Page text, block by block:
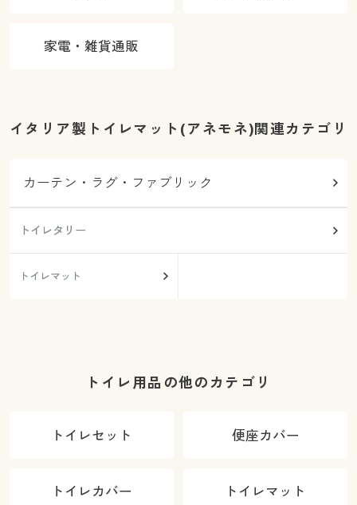
家電・雑貨通販
イタリア製トイレマット(アネモネ)関連カテゴリ
カーテン・ラグ・ファブリック
トイレタリー
トイレマット
トイレ用品の他のカテゴリ
トイレセット 便座カバー
トイレカバー トイレマット